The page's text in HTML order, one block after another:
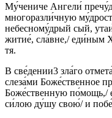
Му́чениче Ангели́
многоразли́чную
небесному́дрый сый,
житие́, сла́вне,/ еди́ным
тя.
В све́дении3 зла́го
слеза́ми Боже́ственное
Боже́ственную по́мощь,/
си́лою ду́шу свою́/ и